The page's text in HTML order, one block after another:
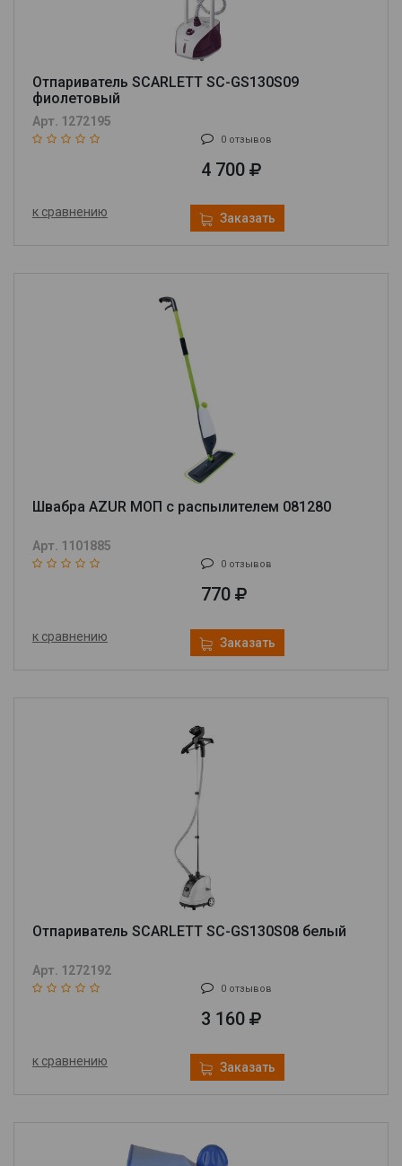
Отпариватель SCARLETT SC-GS130S09
фиолетовый
Арт. 1272195
0 отзывов
4 700
к сравнению Заказать
Швабра AZUR МОП с распылителем 081280
Арт. 1101885
0 отзывов
770
к сравнению Заказать
Отпариватель SCARLETT SC-GS130S08 белый
Арт. 1272192
0 отзывов
3 160
к сравнению Заказать